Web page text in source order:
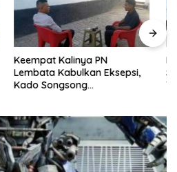
Lepas Persebata U-17 ke
Soeratin Cup, Wakil Bupati
Titip Harapan dan Harga Diri